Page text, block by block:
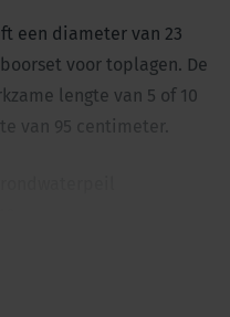
een diameter van 23
voor toplagen. De
lengte van 5 of 10
van 95 centimeter.